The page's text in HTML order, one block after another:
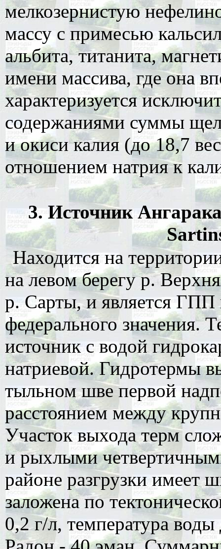
мелкозернистую
массу с примесью
альбита, титанита,
имени массива, где она
характеризуется
содержаниями суммы
и окиси калия (до 18,7
отношением натрия к
3. Источник
Находится на
на левом берегу р.
р. Сарты, и является ГПП
федерального значения.
источник с водой
натриевой. Гидротермы
тыльном шве первой
расстоянием между
Участок выхода терм
и рыхлыми
районе разгрузки имеет
заложена по
0,2 г/л, температура воды